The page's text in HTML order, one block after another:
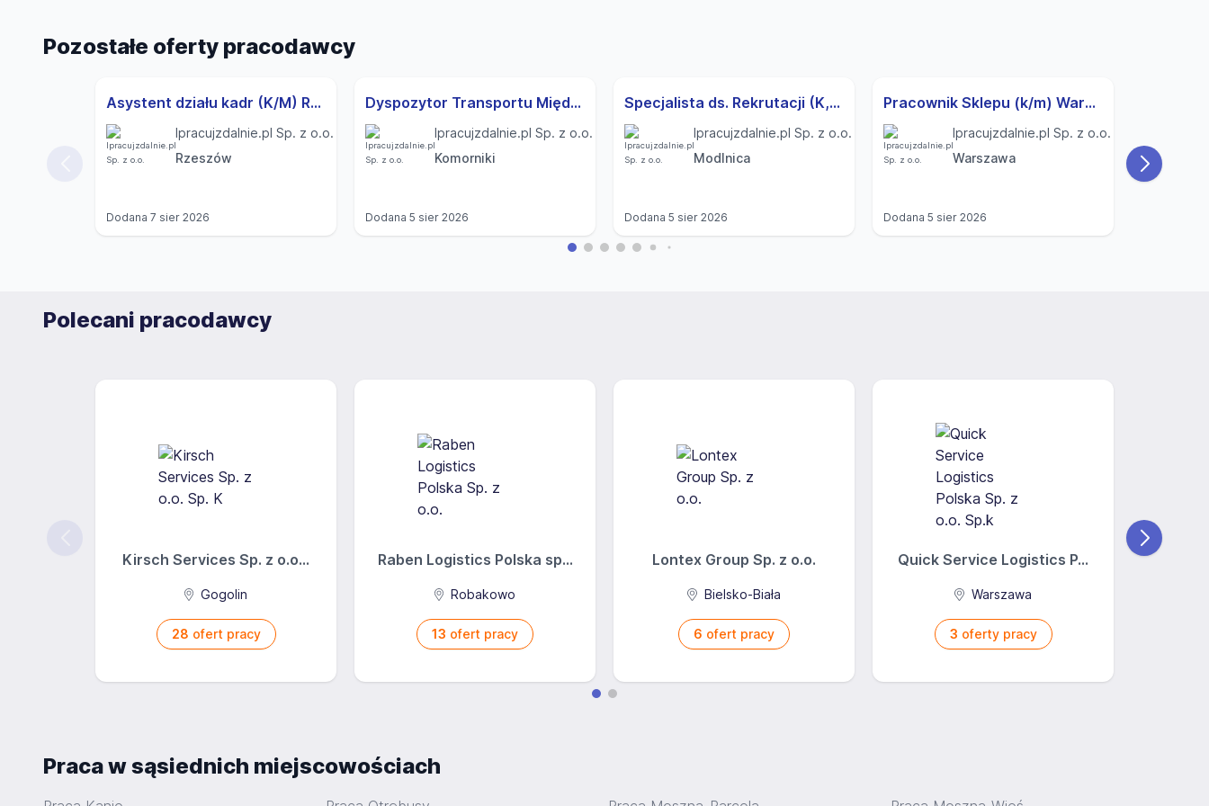
Pozostałe oferty pracodawcy
Asystent działu kadr (K/M) Rzeszów
Ipracujzdalnie.pl Sp. z o.o.
Rzeszów
Dodana 7 sier 2026
Dyspozytor Transportu Międzynarodowego (K,M)
Ipracujzdalnie.pl Sp. z o.o.
Komorniki
Dodana 5 sier 2026
Specjalista ds. Rekrutacji (K,M) Modlnica
Ipracujzdalnie.pl Sp. z o.o.
Modlnica
Dodana 5 sier 2026
Pracownik Sklepu (k/m) Warszawa
Ipracujzdalnie.pl Sp. z o.o.
Warszawa
Dodana 5 sier 2026
Polecani pracodawcy
Kirsch Services Sp. z o.o...
Gogolin
28 ofert pracy
Raben Logistics Polska sp...
Robakowo
13 ofert pracy
Lontex Group Sp. z o.o.
Bielsko-Biała
6 ofert pracy
Quick Service Logistics P...
Warszawa
3 oferty pracy
Praca w sąsiednich miejscowościach